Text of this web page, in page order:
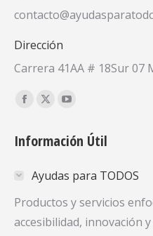
Dirección
Carrera 41AA # 18Sur 07
Encuéntranos en:
Facebook
opens
new
window
X
opens
new
window
YouTube
opens
new
window
Información Útil
Ayudas para TODOS
Productos y servicios
accesibilidad, innovación